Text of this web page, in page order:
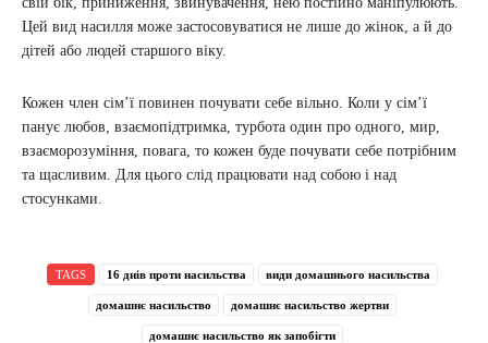
Цей вид насилля може застосовуватися не лише до жінок, а й до
дітей або людей старшого віку.
Кожен член сім’ї повинен почувати себе вільно. Коли у сім’ї
панує любов, взаємопідтримка, турбота один про одного, мир,
взаєморозуміння, повага, то кожен буде почувати себе потрібним
та щасливим. Для цього слід працювати над собою і над
стосунками.
TAGS 16 днів проти насильства види домашнього насильства
домашнє насильство домашнє насильство жертви
домашнє насильство як запобігти